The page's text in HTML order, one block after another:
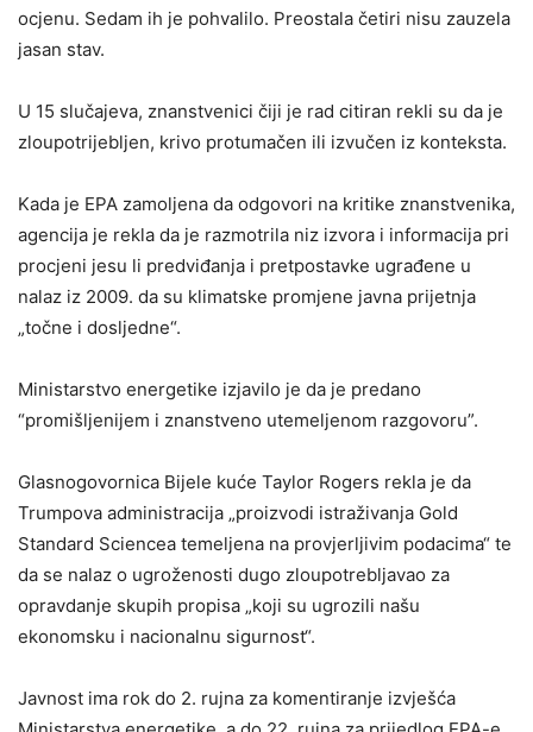
ocjenu. Sedam ih je pohvalilo. Preostala četiri nisu zauzela
jasan stav.
U 15 slučajeva, znanstvenici čiji je rad citiran rekli su da je
zloupotrijebljen, krivo protumačen ili izvučen iz konteksta.
Kada je EPA zamoljena da odgovori na kritike znanstvenika,
agencija je rekla da je razmotrila niz izvora i informacija pri
procjeni jesu li predviđanja i pretpostavke ugrađene u
nalaz iz 2009. da su klimatske promjene javna prijetnja
„točne i dosljedne“.
Ministarstvo energetike izjavilo je da je predano
“promišljenijem i znanstveno utemeljenom razgovoru”.
Glasnogovornica Bijele kuće Taylor Rogers rekla je da
Trumpova administracija „proizvodi istraživanja Gold
Standard Sciencea temeljena na provjerljivim podacima“ te
da se nalaz o ugroženosti dugo zloupotrebljavao za
opravdanje skupih propisa „koji su ugrozili našu
ekonomsku i nacionalnu sigurnost“.
Javnost ima rok do 2. rujna za komentiranje izvješća